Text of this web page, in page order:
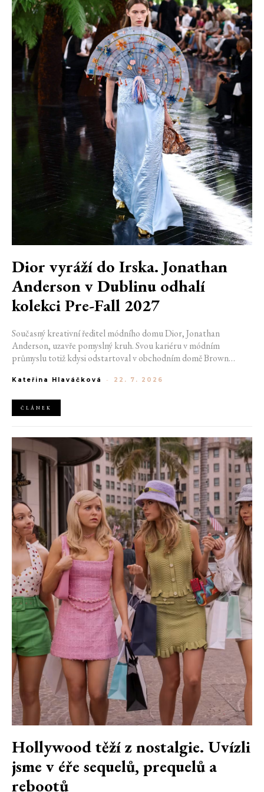
Dior vyráží do Irska. Jonathan
Anderson v Dublinu odhalí
kolekci Pre-Fall 2027
Současný kreativní ředitel módního domu Dior, Jonathan
Anderson, uzavře pomyslný kruh. Svou kariéru v módním
průmyslu totiž kdysi odstartoval v obchodním domě Brown
jedné z největších luxusních značek světa. V prosinci totiž v
Fall 2027.
Kateřina Hlaváčková - 22. 7. 2026
ČLÁNEK
Hollywood těží z nostalgie. Uvízli
jsme v éře sequelů, prequelů a
rebootů